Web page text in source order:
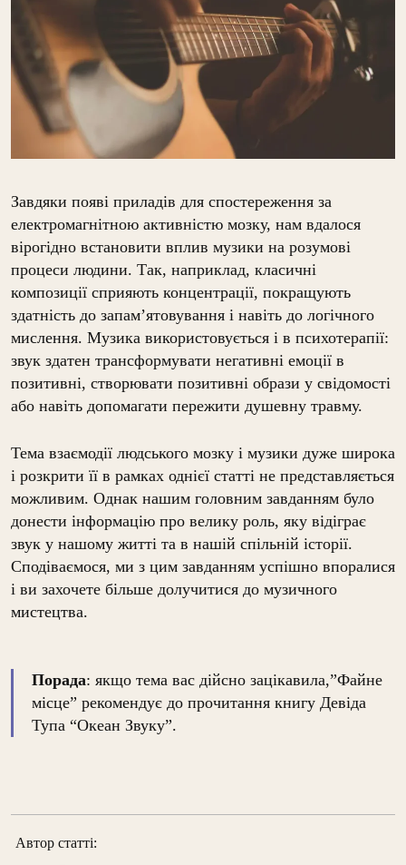
Завдяки появі приладів для спостереження за
електромагнітною активністю мозку, нам вдалося
вірогідно встановити вплив музики на розумові
процеси людини. Так, наприклад, класичні
композиції сприяють концентрації, покращують
здатність до запам’ятовування і навіть до логічного
мислення. Музика використовується і в психотерапії:
звук здатен трансформувати негативні емоції в
позитивні, створювати позитивні образи у свідомості
або навіть допомагати пережити душевну травму.
Тема взаємодії людського мозку і музики дуже широка
і розкрити її в рамках однієї статті не представляється
можливим. Однак нашим головним завданням було
донести інформацію про велику роль, яку відіграє
звук у нашому житті та в нашій спільній історії.
Сподіваємося, ми з цим завданням успішно впоралися
і ви захочете більше долучитися до музичного
мистецтва.
Порада: якщо тема вас дійсно зацікавила,”Файне
місце” рекомендує до прочитання книгу Девіда
Тупа “Океан Звуку”.
Автор статті: